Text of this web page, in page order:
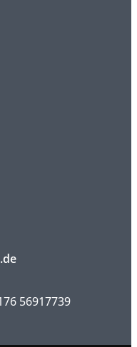
56917739